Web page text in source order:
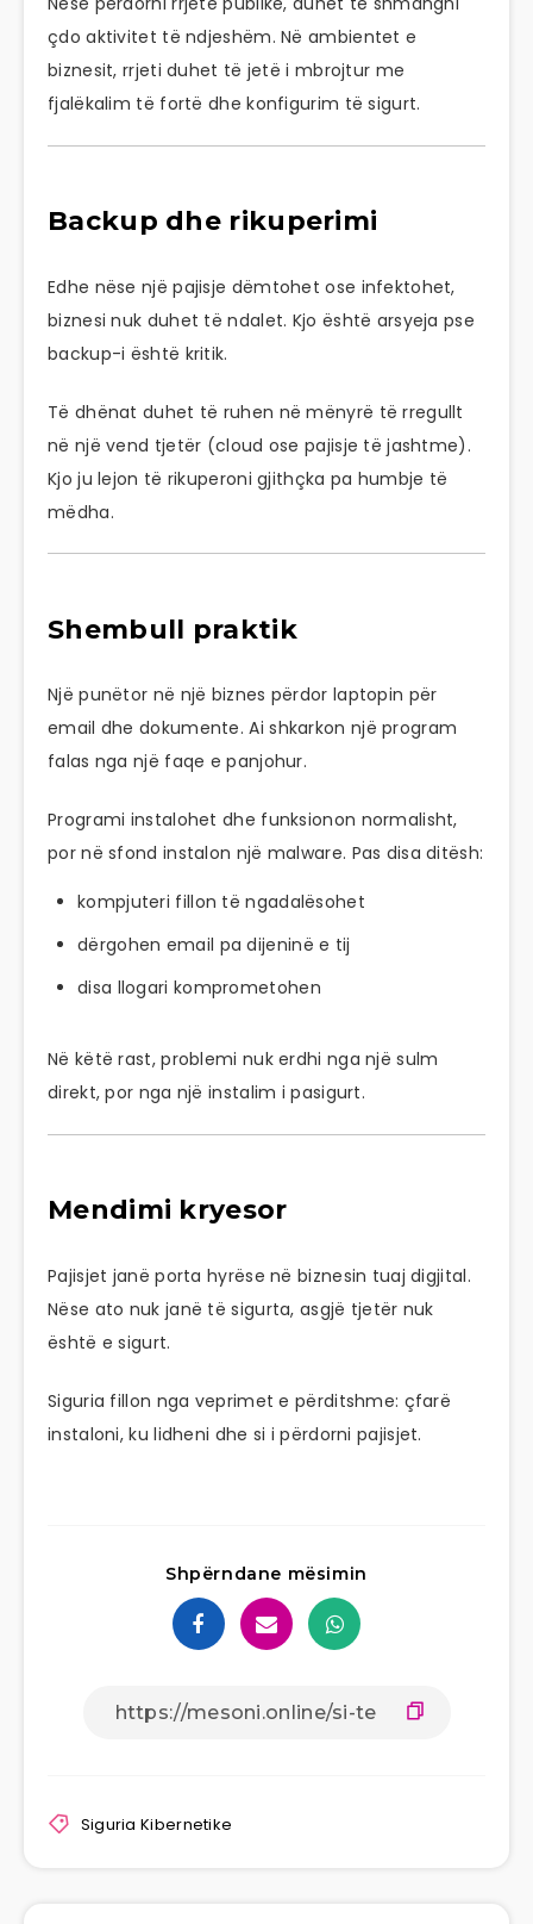
çdo aktivitet të ndjeshëm. Në ambientet e
biznesit, rrjeti duhet të jetë i mbrojtur me
fjalëkalim të fortë dhe konfigurim të sigurt.
Backup dhe rikuperimi
Edhe nëse një pajisje dëmtohet ose infektohet,
biznesi nuk duhet të ndalet. Kjo është arsyeja pse
backup-i është kritik.
Të dhënat duhet të ruhen në mënyrë të rregullt
në një vend tjetër (cloud ose pajisje të jashtme).
Kjo ju lejon të rikuperoni gjithçka pa humbje të
mëdha.
Shembull praktik
Një punëtor në një biznes përdor laptopin për
email dhe dokumente. Ai shkarkon një program
falas nga një faqe e panjohur.
Programi instalohet dhe funksionon normalisht,
por në sfond instalon një malware. Pas disa ditësh:
kompjuteri fillon të ngadalësohet
dërgohen email pa dijeninë e tij
disa llogari komprometohen
Në këtë rast, problemi nuk erdhi nga një sulm
direkt, por nga një instalim i pasigurt.
Mendimi kryesor
Pajisjet janë porta hyrëse në biznesin tuaj digjital.
Nëse ato nuk janë të sigurta, asgjë tjetër nuk
është e sigurt.
Siguria fillon nga veprimet e përditshme: çfarë
instaloni, ku lidheni dhe si i përdorni pajisjet.
Shpërndane mësimin
Siguria Kibernetike